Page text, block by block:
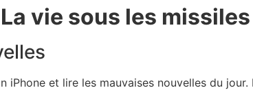
vie sous les missiles
iPhone et lire les mauvaises nouvelles du